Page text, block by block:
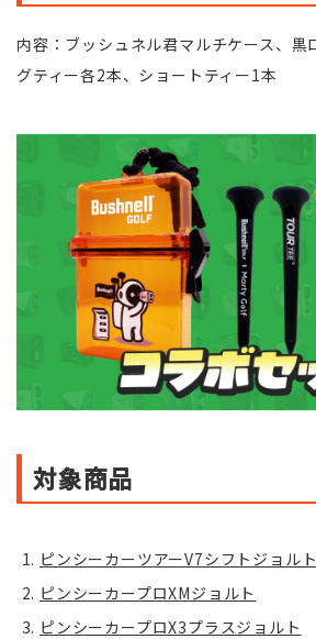
内容：ブッシュネル君マルチケース、黒
グティー各2本、ショートティー1本
対象商品
ピンシーカーツアーV7シフトジョルト
ピンシーカープロXMジョルト
ピンシーカープロX3プラスジョルト